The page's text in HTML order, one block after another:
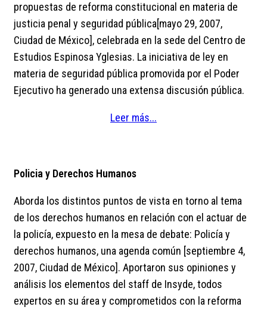
propuestas de reforma constitucional en materia de
justicia penal y seguridad pública[mayo 29, 2007,
Ciudad de México], celebrada en la sede del Centro de
Estudios Espinosa Yglesias. La iniciativa de ley en
materia de seguridad pública promovida por el Poder
Ejecutivo ha generado una extensa discusión pública.
Leer más...
Policia y Derechos Humanos
Aborda los distintos puntos de vista en torno al tema
de los derechos humanos en relación con el actuar de
la policía, expuesto en la mesa de debate: Policía y
derechos humanos, una agenda común [septiembre 4,
2007, Ciudad de México]. Aportaron sus opiniones y
análisis los elementos del staff de Insyde, todos
expertos en su área y comprometidos con la reforma